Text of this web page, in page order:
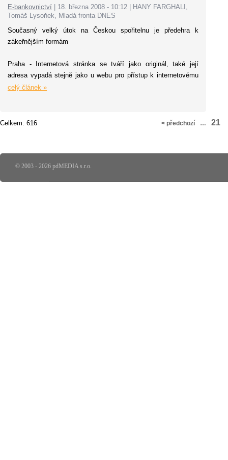
E-bankovnictví 18. března 2008 - 10:12
HANY FARGHALI,
Tomáš Lysoňek, Mladá fronta DNES
Současný velký útok na Českou spořitelnu je předehra k
zákeřnějším formám
Praha - Internetová stránka se tváří jako originál, také její
adresa vypadá stejně jako u webu pro přístup k internetovému
bankovnictví. Citlivé údaje ve skutečnosti vysávají podvodníci.
celý článek »
< předchozí … 21
Celkem: 616
© 2003 - 2026 pdMEDIA s.r.o.